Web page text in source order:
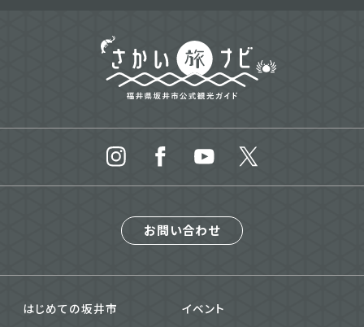
お問い合わせ
はじめての坂井市 イベント